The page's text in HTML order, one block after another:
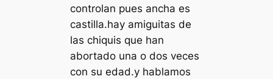
controlan pues ancha es
castilla.hay amiguitas de
las chiquis que han
abortado una o dos veces
con su edad.y hablamos